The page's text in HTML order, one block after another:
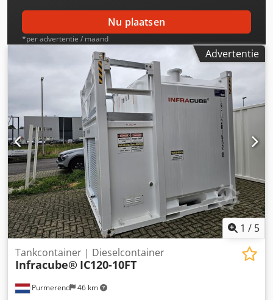
Nu plaatsen
*per advertentie / maand
Advertentie
1 / 5
Purmerend 46 km
Tankcontainer | Dieselcontainer
Infracube® IC120-10FT